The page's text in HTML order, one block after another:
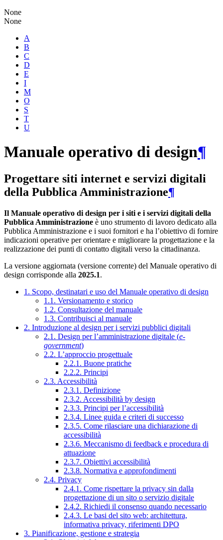
None
None
A
B
C
D
E
I
M
O
S
T
U
Manuale operativo di design¶
Progettare siti internet e servizi digitali
della Pubblica Amministrazione¶
Il Manuale operativo di design per i siti e i servizi digitali della
Pubblica Amministrazione è uno strumento di lavoro dedicato alla
Pubblica Amministrazione e i suoi fornitori e ha l’obiettivo di fornire
indicazioni operative per orientare e migliorare la progettazione e la
realizzazione dei punti di contatto digitali verso la cittadinanza.
La versione aggiornata (versione corrente) del Manuale operativo di
design corrisponde alla 2025.1.
1. Scopo, destinatari e uso del Manuale operativo di design
1.1. Versionamento e storico
1.2. Consultazione del manuale
1.3. Contribuisci al manuale
2. Introduzione al design per i servizi pubblici digitali
2.1. Design per l’amministrazione digitale (e-
government)
2.2. L’approccio progettuale
2.2.1. Buone pratiche
2.2.2. Principi
2.3. Accessibilità
2.3.1. Definizione
2.3.2. Accessibilità by design
2.3.3. Principi per l’accessibilità
2.3.4. Linee guida e criteri di successo
2.3.5. Come rilasciare una dichiarazione di
accessibilità
2.3.6. Meccanismo di feedback e procedura di
attuazione
2.3.7. Obiettivi accessibilità
2.3.8. Normativa e approfondimenti
2.4. Privacy
2.4.1. Come rispettare la privacy sin dalla
progettazione di un sito o servizio digitale
2.4.2. Richiedi il consenso quando necessario
2.4.3. Le basi del sito web: architettura,
informativa privacy, riferimenti DPO
3. Pianificazione, gestione e strategia